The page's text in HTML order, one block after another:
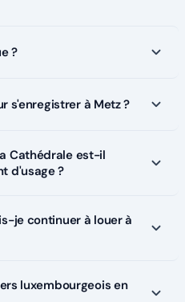
?
s'enregistrer à Metz ?
Cathédrale est-il
d'usage ?
je continuer à louer à
luxembourgeois en